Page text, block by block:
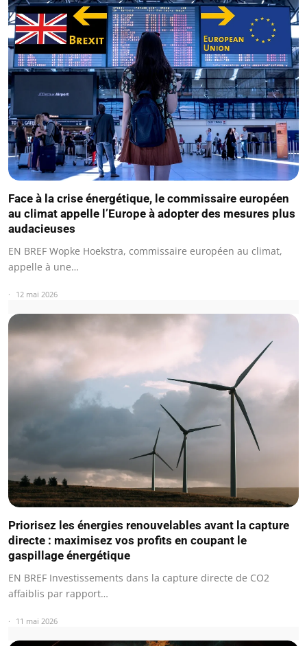
Face à la crise énergétique, le commissaire européen
au climat appelle l’Europe à adopter des mesures plus
audacieuses
EN BREF Wopke Hoekstra, commissaire européen au climat,
appelle à une…
12 mai 2026
Priorisez les énergies renouvelables avant la capture
directe : maximisez vos profits en coupant le
gaspillage énergétique
EN BREF Investissements dans la capture directe de CO2
affaiblis par rapport…
11 mai 2026